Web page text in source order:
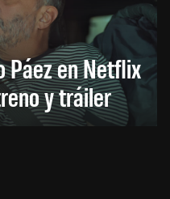
Páez en Netflix
y tráiler